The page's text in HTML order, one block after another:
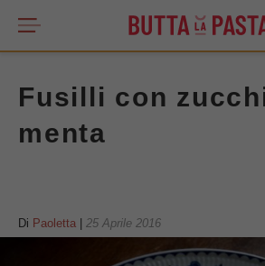
Fusilli con
menta
Di Paoletta 25 Aprile 2016